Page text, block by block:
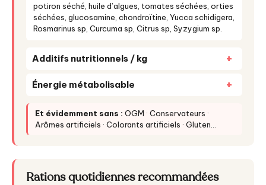
potiron séché, huile d’algues, tomates séchées, orties
séchées, glucosamine, chondroïtine, Yucca schidigera,
Rosmarinus sp, Curcuma sp, Citrus sp, Syzygium sp.
Additifs nutritionnels / kg
Énergie métabolisable
Et évidemment sans : OGM · Conservateurs ·
Arômes artificiels · Colorants artificiels · Gluten…
Rations quotidiennes recommandées